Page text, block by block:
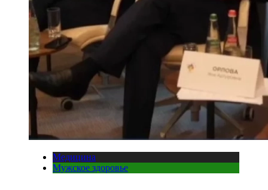
Медицина
Мужское здоровье